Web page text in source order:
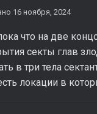
16 ноября, 2024
что на две
секты глав
в три тела
локации в